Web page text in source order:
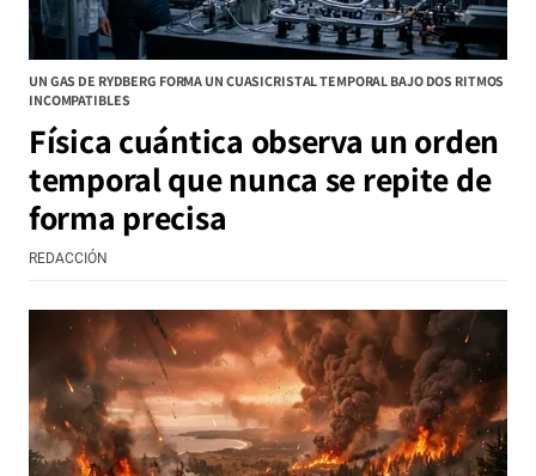
UN GAS DE RYDBERG FORMA UN CUASICRISTAL TEMPORAL BAJO DOS RITMOS
INCOMPATIBLES
Física cuántica observa un orden
temporal que nunca se repite de
forma precisa
REDACCIÓN